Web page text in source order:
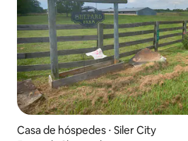
Casa de hóspedes ⋅ Siler City